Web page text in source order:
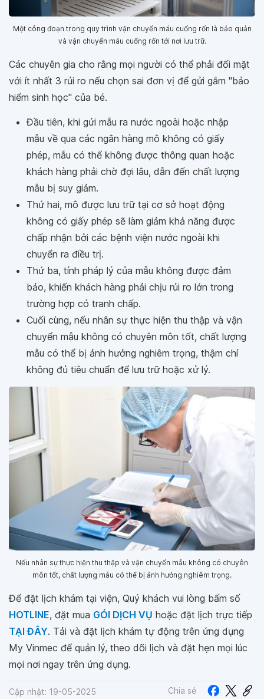
Một công đoạn trong quy trình vận chuyển máu cuống rốn là bảo quản
và vận chuyển máu cuống rốn tới nơi lưu trữ.
Các chuyên gia cho rằng mọi người có thể phải đối mặt
với ít nhất 3 rủi ro nếu chọn sai đơn vị để gửi gắm "bảo
hiểm sinh học" của bé.
Đầu tiên, khi gửi mẫu ra nước ngoài hoặc nhập
mẫu về qua các ngân hàng mô không có giấy
phép, mẫu có thể không được thông quan hoặc
khách hàng phải chờ đợi lâu, dẫn đến chất lượng
mẫu bị suy giảm.
Thứ hai, mô được lưu trữ tại cơ sở hoạt động
không có giấy phép sẽ làm giảm khả năng được
chấp nhận bởi các bệnh viện nước ngoài khi
chuyển ra điều trị.
Thứ ba, tính pháp lý của mẫu không được đảm
bảo, khiến khách hàng phải chịu rủi ro lớn trong
trường hợp có tranh chấp.
Cuối cùng, nếu nhân sự thực hiện thu thập và vận
chuyển mẫu không có chuyên môn tốt, chất lượng
mẫu có thể bị ảnh hưởng nghiêm trọng, thậm chí
không đủ tiêu chuẩn để lưu trữ hoặc xử lý.
Nếu nhân sự thực hiện thu thập và vận chuyển mẫu không có chuyên
môn tốt, chất lượng mẫu có thể bị ảnh hưởng nghiêm trọng.
Để đặt lịch khám tại viện, Quý khách vui lòng bấm số
HOTLINE, đặt mua GÓI DỊCH VỤ hoặc đặt lịch trực tiếp
TẠI ĐÂY. Tải và đặt lịch khám tự động trên ứng dụng
My Vinmec để quản lý, theo dõi lịch và đặt hẹn mọi lúc
mọi nơi ngay trên ứng dụng.
Cập nhật: 19-05-2025 Chia sẻ